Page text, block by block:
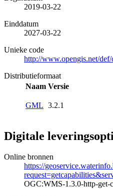
2019-03-22
Einddatum
2027-03-22
Unieke code
http://www.opengis.net/
Distributieformaat
Naam Versie
GML 3.2.1
Digitale
Online bronnen
https://
OGC:WMS-1.3.0-http-get-